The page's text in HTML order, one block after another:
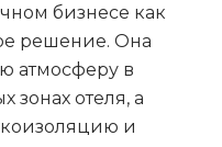
бизнесе как
решение. Она
атмосферу в
зонах отеля, а
и